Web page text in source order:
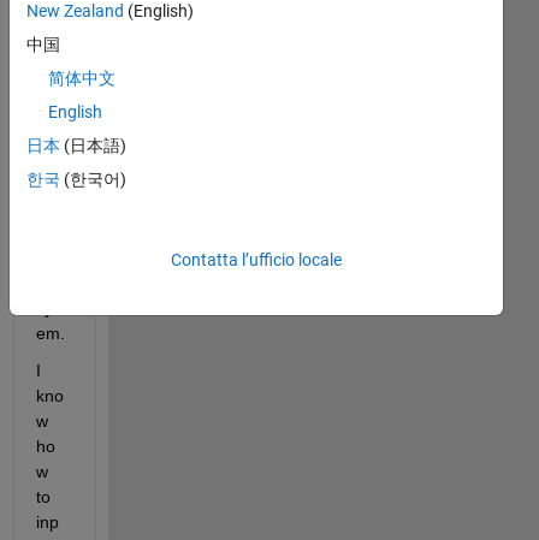
92800.jpg
am
tryi
em.
I
kno
w
ho
w
to
inp
New Zealand (English)
中国
简体中文
English
日本 (日本語)
한국 (한국어)
Contatta l’ufficio locale